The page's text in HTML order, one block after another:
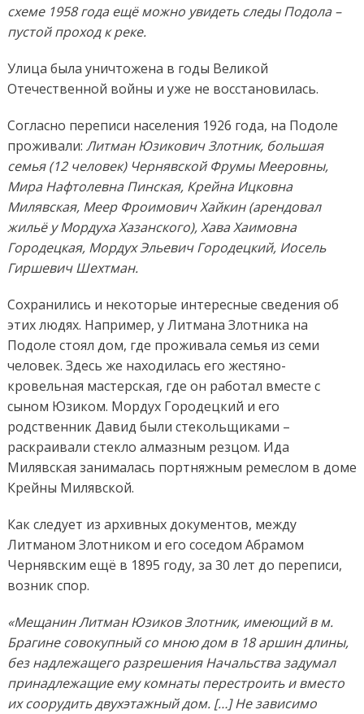
схеме 1958 года ещё можно увидеть следы Подола –
пустой проход к реке.
Улица была уничтожена в годы Великой
Отечественной войны и уже не восстановилась.
Согласно переписи населения 1926 года, на Подоле
проживали: Литман Юзикович Злотник, большая
семья (12 человек) Чернявской Фрумы Мееровны,
Мира Нафтолевна Пинская, Крейна Ицковна
Милявская, Меер Фроимович Хайкин (арендовал
жильё у Мордуха Хазанского), Хава Хаимовна
Городецкая, Мордух Эльевич Городецкий, Иосель
Гиршевич Шехтман.
Сохранились и некоторые интересные сведения об
этих людях. Например, у Литмана Злотника на
Подоле стоял дом, где проживала семья из семи
человек. Здесь же находилась его жестяно-
кровельная мастерская, где он работал вместе с
сыном Юзиком. Мордух Городецкий и его
родственник Давид были стекольщиками –
раскраивали стекло алмазным резцом. Ида
Милявская занималась портняжным ремеслом в доме
Крейны Милявской.
Как следует из архивных документов, между
Литманом Злотником и его соседом Абрамом
Чернявским ещё в 1895 году, за 30 лет до переписи,
возник спор.
«Мещанин Литман Юзиков Злотник, имеющий в м.
Брагине совокупный со мною дом в 18 аршин длины,
без надлежащего разрешения Начальства задумал
принадлежащие ему комнаты перестроить и вместо
их соорудить двухэтажный дом. […] Не зависимо